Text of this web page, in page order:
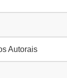
Autorais